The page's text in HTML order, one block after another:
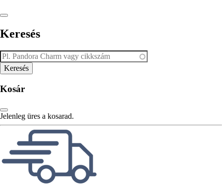
Keresés
Kosár
Jelenleg üres a kosarad.